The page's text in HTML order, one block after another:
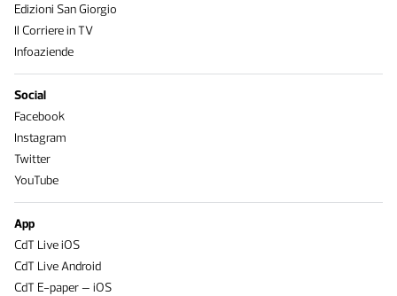
Edizioni San Giorgio
Il Corriere in TV
Infoaziende
Social
Facebook
Instagram
Twitter
YouTube
App
CdT Live iOS
CdT Live Android
CdT E-paper – iOS